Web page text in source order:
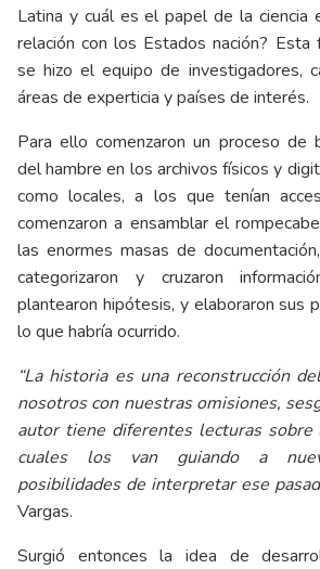
Latina y cuál es el papel de la ciencia
relación con los Estados nación? Esta
se hizo el equipo de investigadores,
áreas de experticia y países de interés.
Para ello comenzaron un proceso de
del hambre en los archivos físicos y
como locales, a los que tenían
comenzaron a ensamblar el
las enormes masas de
categorizaron y cruzaron
plantearon hipótesis, y elaboraron sus
lo que habría ocurrido.
“La historia es una reconstrucción
nosotros con nuestras omisiones,
autor tiene diferentes lecturas sobre
cuales los van guiando a
posibilidades de interpretar ese
Vargas.
Surgió entonces la idea de